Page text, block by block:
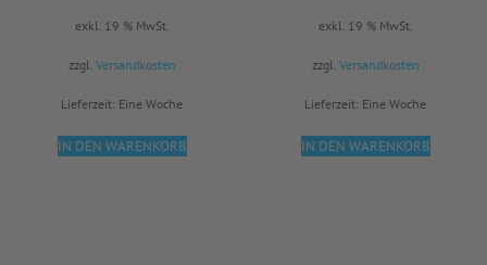
exkl. 19 % MwSt.
zzgl. Versandkosten
Lieferzeit: Eine Woche
IN DEN WARENKORB
exkl. 19 % MwSt.
zzgl. Versandkosten
Lieferzeit: Eine Woche
IN DEN WARENKORB